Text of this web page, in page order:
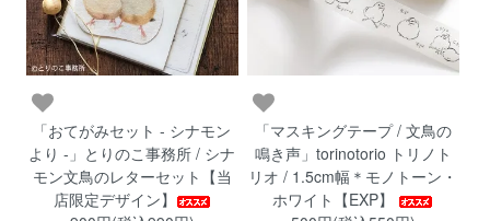
「おてがみセット - シナモン
より -」とりのこ事務所 / シナ
モン文鳥のレターセット【当
店限定デザイン】
「マスキングテープ / 文鳥の
鳴き声」torinotorio トリノト
リオ / 1.5cm幅＊モノトーン・
ホワイト【EXP】